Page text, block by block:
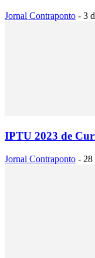
Jornal Contraponto - 3
IPTU 2023 de
Jornal Contraponto - 28